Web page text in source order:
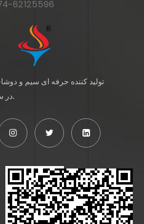
62125596
تولید کننده حرفه ای سیم و
در سراسر جهان.